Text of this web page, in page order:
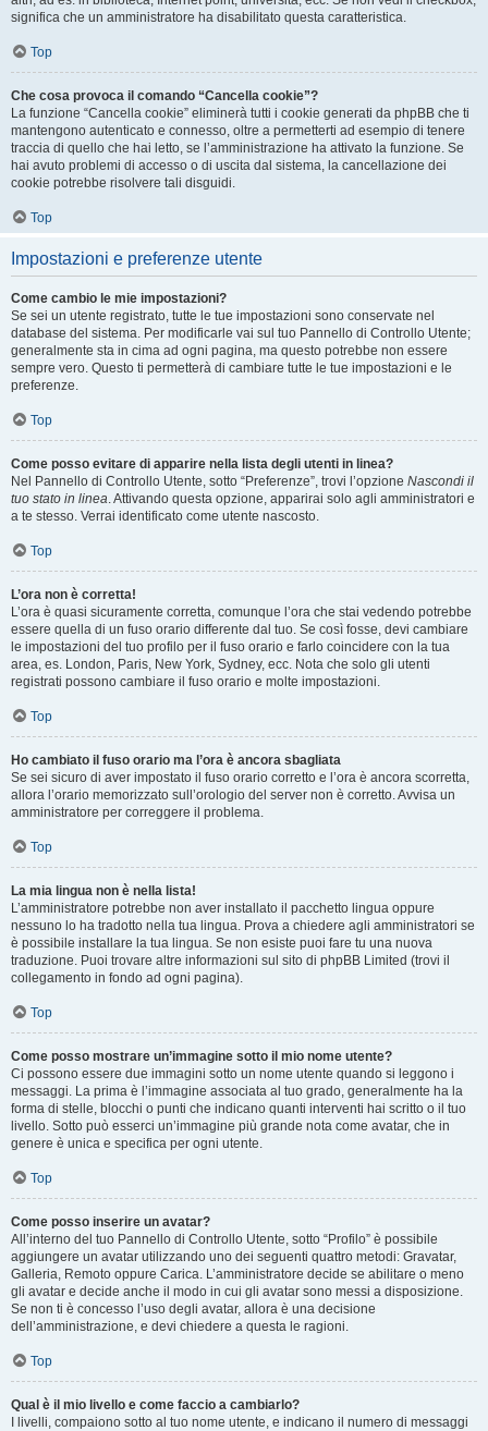
significa che un amministratore ha disabilitato questa caratteristica.
Top
Che cosa provoca il comando “Cancella cookie”?
La funzione “Cancella cookie” eliminerà tutti i cookie generati da phpBB che ti
mantengono autenticato e connesso, oltre a permetterti ad esempio di tenere
traccia di quello che hai letto, se l’amministrazione ha attivato la funzione. Se
hai avuto problemi di accesso o di uscita dal sistema, la cancellazione dei
cookie potrebbe risolvere tali disguidi.
Top
Impostazioni e preferenze utente
Come cambio le mie impostazioni?
Se sei un utente registrato, tutte le tue impostazioni sono conservate nel
database del sistema. Per modificarle vai sul tuo Pannello di Controllo Utente;
generalmente sta in cima ad ogni pagina, ma questo potrebbe non essere
sempre vero. Questo ti permetterà di cambiare tutte le tue impostazioni e le
preferenze.
Top
Come posso evitare di apparire nella lista degli utenti in linea?
Nel Pannello di Controllo Utente, sotto “Preferenze”, trovi l’opzione Nascondi il
tuo stato in linea. Attivando questa opzione, apparirai solo agli amministratori e
a te stesso. Verrai identificato come utente nascosto.
Top
L’ora non è corretta!
L’ora è quasi sicuramente corretta, comunque l’ora che stai vedendo potrebbe
essere quella di un fuso orario differente dal tuo. Se così fosse, devi cambiare
le impostazioni del tuo profilo per il fuso orario e farlo coincidere con la tua
area, es. London, Paris, New York, Sydney, ecc. Nota che solo gli utenti
registrati possono cambiare il fuso orario e molte impostazioni.
Top
Ho cambiato il fuso orario ma l’ora è ancora sbagliata
Se sei sicuro di aver impostato il fuso orario corretto e l’ora è ancora scorretta,
allora l’orario memorizzato sull’orologio del server non è corretto. Avvisa un
amministratore per correggere il problema.
Top
La mia lingua non è nella lista!
L’amministratore potrebbe non aver installato il pacchetto lingua oppure
nessuno lo ha tradotto nella tua lingua. Prova a chiedere agli amministratori se
è possibile installare la tua lingua. Se non esiste puoi fare tu una nuova
traduzione. Puoi trovare altre informazioni sul sito di phpBB Limited (trovi il
collegamento in fondo ad ogni pagina).
Top
Come posso mostrare un’immagine sotto il mio nome utente?
Ci possono essere due immagini sotto un nome utente quando si leggono i
messaggi. La prima è l’immagine associata al tuo grado, generalmente ha la
forma di stelle, blocchi o punti che indicano quanti interventi hai scritto o il tuo
livello. Sotto può esserci un’immagine più grande nota come avatar, che in
genere è unica e specifica per ogni utente.
Top
Come posso inserire un avatar?
All’interno del tuo Pannello di Controllo Utente, sotto “Profilo” è possibile
aggiungere un avatar utilizzando uno dei seguenti quattro metodi: Gravatar,
Galleria, Remoto oppure Carica. L’amministratore decide se abilitare o meno
gli avatar e decide anche il modo in cui gli avatar sono messi a disposizione.
Se non ti è concesso l’uso degli avatar, allora è una decisione
dell’amministrazione, e devi chiedere a questa le ragioni.
Top
Qual è il mio livello e come faccio a cambiarlo?
I livelli, compaiono sotto al tuo nome utente, e indicano il numero di messaggi